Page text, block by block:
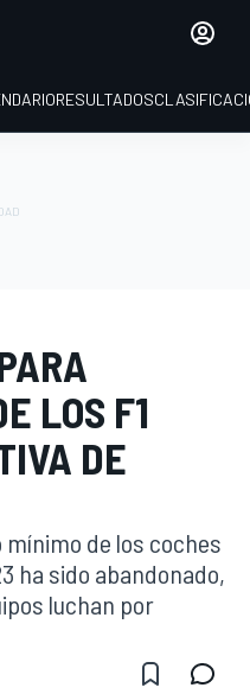
RESULTADOS
LOS F1
DE
de los coches
ha sido abandonado,
luchan por